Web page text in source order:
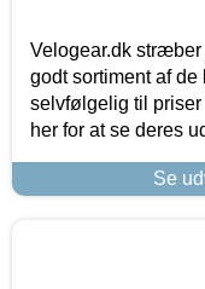
Velogear.dk
godt sortiment af
selvfølgelig til
her for at se deres
Se